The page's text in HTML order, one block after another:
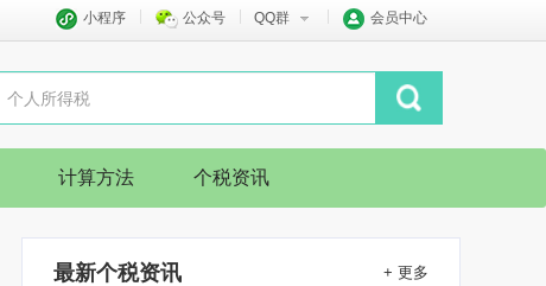
小程序 公众号 QQ群 会员中心
计算方法 个税资讯
最新个税资讯 + 更多